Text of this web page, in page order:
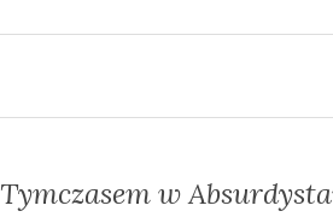
Tymczasem w